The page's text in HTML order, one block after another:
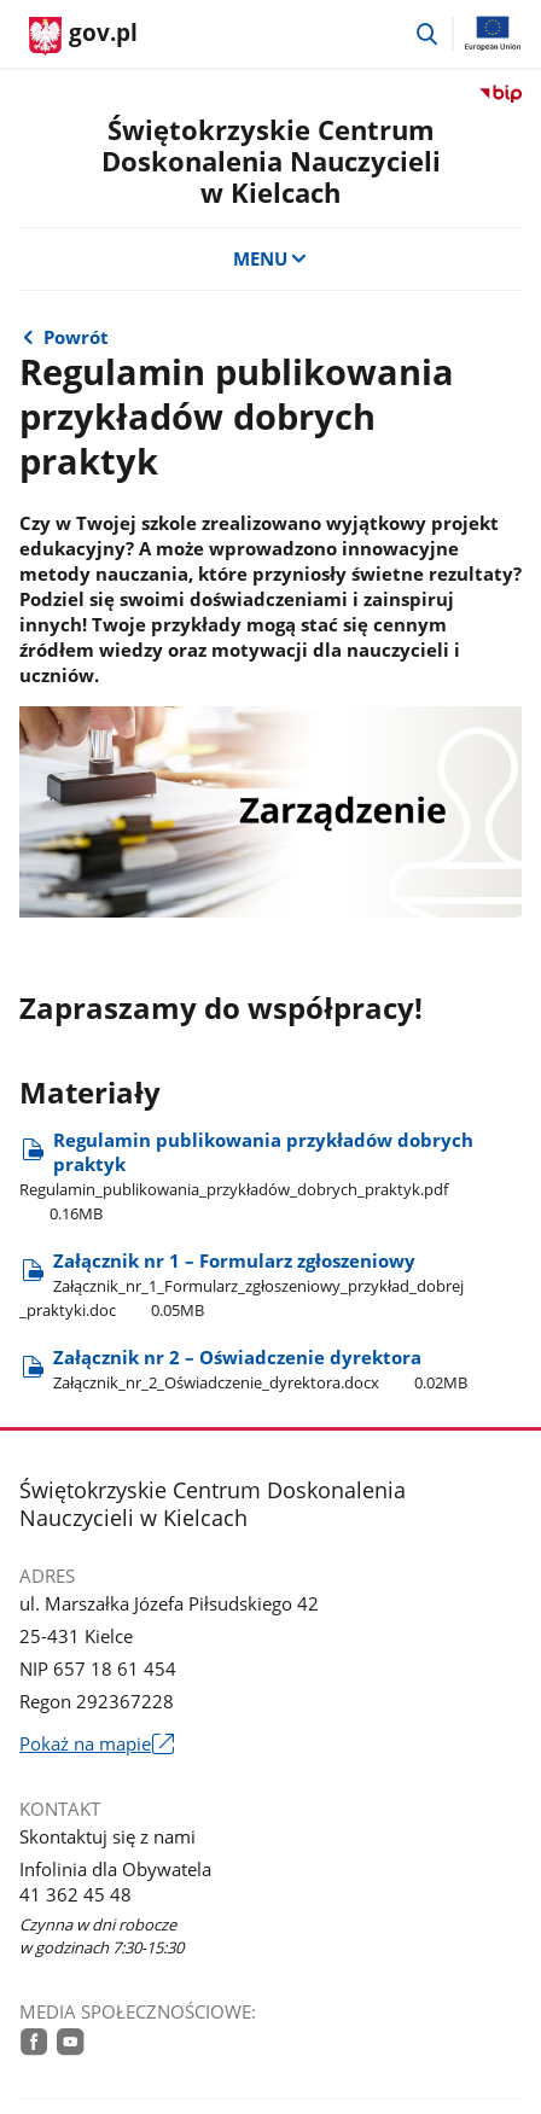
gov.pl
przejdź
Przejdź
Świętokrzyskie Centrum
Doskonalenia Nauczycieli
w Kielcach
MENU
Powrót
Regulamin publikowania
przykładów dobrych
praktyk
Czy w Twojej szkole zrealizowano wyjątkowy projekt
edukacyjny? A może wprowadzono innowacyjne
metody nauczania, które przyniosły świetne rezultaty?
Podziel się swoimi doświadczeniami i zainspiruj
innych! Twoje przykłady mogą stać się cennym
źródłem wiedzy oraz motywacji dla nauczycieli i
uczniów.
Zapraszamy do współpracy!
Materiały
Regulamin publikowania przykładów dobrych
praktyk
Regulamin​_publikowania​_przykładów​_dobrych​_praktyk.pdf
0.16MB
Załącznik nr 1 – Formularz zgłoszeniowy
Załącznik​_nr​_1​_Formularz​_zgłoszeniowy​_przykład​_dobrej​
_praktyki.doc
0.05MB
Załącznik nr 2 – Oświadczenie dyrektora
Załącznik​_nr​_2​_Oświadczenie​_dyrektora.docx 0.02MB
stopka
Świętokrzyskie Centrum Doskonalenia
Nauczycieli w Kielcach
ADRES
ul. Marszałka Józefa Piłsudskiego 42
25-431 Kielce
NIP 657 18 61 454
Regon 292367228
Pokaż na mapieLink
nowym
oknie
KONTAKT
Skontaktuj się z nami
Infolinia dla Obywatela
41 362 45 48
Czynna w dni robocze
w godzinach 7:30-15:30
MEDIA SPOŁECZNOŚCIOWE: